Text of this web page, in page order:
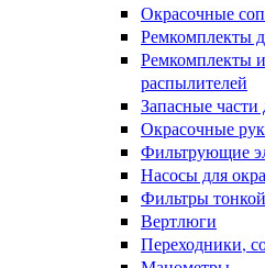
Окрасочные
Ремкомплекты
Ремкомплекты
распылителей
Запасные части
Окрасочные
Фильтрующие
Насосы для
Фильтры
Вертлюги
Переходники,